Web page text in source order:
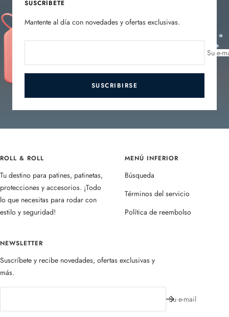
SUSCRÍBETE
Mantente al día con novedades y ofertas exclusivas.
Su e-
SUSCRIBIRSE
ROLL & ROLL
Tu destino para patines, patinetas,
protecciones y accesorios. ¡Todo
lo que necesitas para rodar con
estilo y seguridad!
MENÚ INFERIOR
Búsqueda
Términos del servicio
Política de reembolso
NEWSLETTER
Suscríbete y recibe novedades, ofertas exclusivas y
más.
Su e-mail